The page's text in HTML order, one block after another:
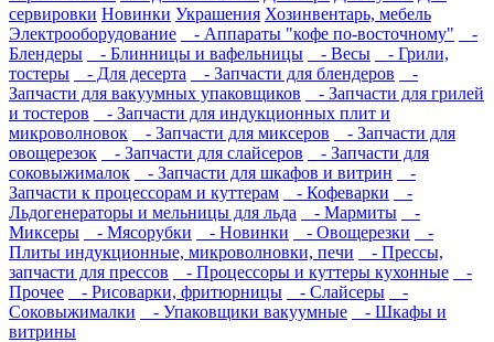
сервировки Новинки Украшения Хозинвентарь, мебель
Электрооборудование
- Аппараты "кофе по-восточному"
-
Блендеры
- Блинницы и вафельницы - Весы
- Грили,
тостеры
- Для десерта - Запчасти для блендеров
-
Запчасти для вакуумных упаковщиков
- Запчасти для грилей
и тостеров
- Запчасти для индукционных плит и
микроволновок
- Запчасти для миксеров
- Запчасти для
овощерезок
- Запчасти для слайсеров
- Запчасти для
соковыжималок
- Запчасти для шкафов и витрин
-
Запчасти к процессорам и куттерам
- Кофеварки
-
Льдогенераторы и мельницы для льда
- Мармиты
-
Миксеры
- Мясорубки - Новинки - Овощерезки
-
Плиты индукционные, микроволновки, печи
- Прессы,
запчасти для прессов
- Процессоры и куттеры кухонные
-
Прочее
- Рисоварки, фритюрницы - Слайсеры
-
Соковыжималки
- Упаковщики вакуумные
- Шкафы и
витрины